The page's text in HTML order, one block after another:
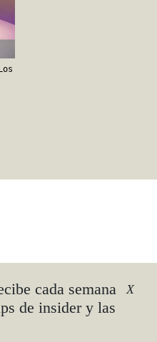
Los
cada semana
de insider y las
X